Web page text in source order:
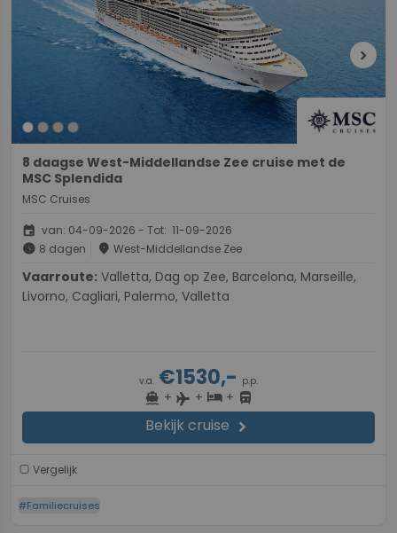
chevron_right
8 daagse West-Middellandse Zee cruise met de
MSC Splendida
MSC Cruises
event van: 04-09-2026 - Tot: 11-09-2026
schedule 8 dagen place West-Middellandse Zee
Vaarroute:
Livorno, Cagliari, Palermo, Valletta
v.a. €1530,- p.p.
directions_boat + flight + hotel+ directions_bus
Bekijk cruise chevron_right
Vergelijk
#Familiecruises